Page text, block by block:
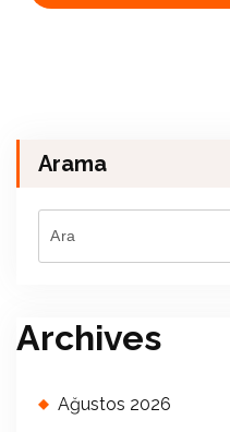
Arama
Archives
Ağustos 2026